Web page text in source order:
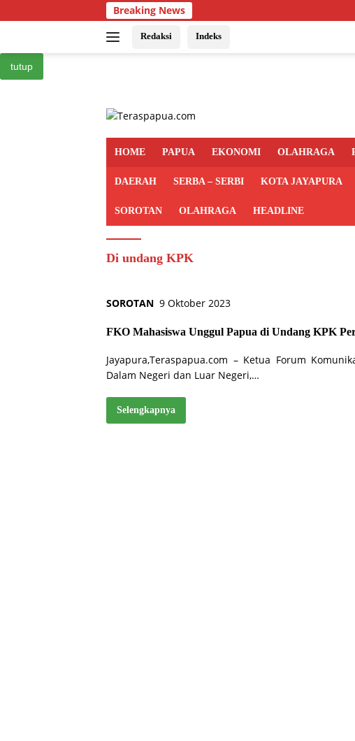
ke
Breaking News
Redaksi Indeks
tutup
HOME PAPUA EKONOMI OLAHRAGA
DAERAH SERBA – SERBI KOTA JAYAPURA
SOROTAN OLAHRAGA HEADLINE
Di undang KPK
SOROTAN 9 Oktober 2023
FKO Mahasiswa Unggul Papua di Undang KPK
Jayapura,Teraspapua.com – Ketua Forum
Dalam Negeri dan Luar Negeri,…
Selengkapnya